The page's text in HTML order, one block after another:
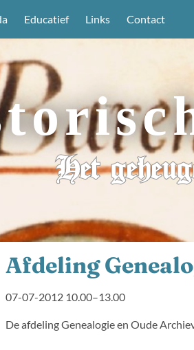
Educatief Links Contact
Het
Afdeling
07-07-2012 10.00–13.00
De afdeling Genealogie en Oude